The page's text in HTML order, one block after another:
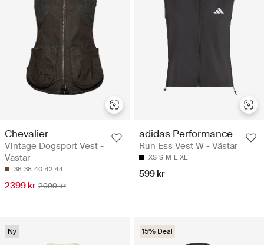
Chevalier
Vintage Dogsport Vest -
Västar
36 38 40 42 44
2399 kr 2999 kr
adidas Performance
Run Ess Vest W - Västar
XS S M L XL
599 kr
Ny 15% Deal